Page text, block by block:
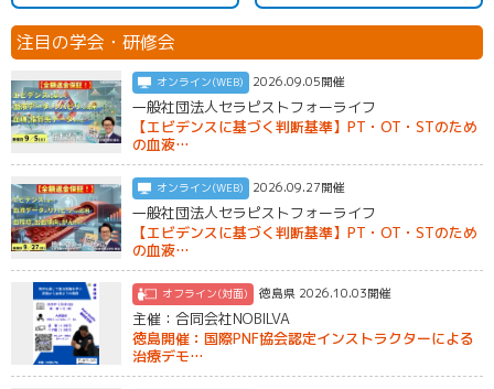
注目の学会・研修会
オンライン(WEB) 2026.09.05開催
一般社団法人セラピストフォーライフ
【エビデンスに基づく判断基準】PT・OT・STのため
の血液…
オンライン(WEB) 2026.09.27開催
一般社団法人セラピストフォーライフ
【エビデンスに基づく判断基準】PT・OT・STのため
の血液…
オフライン(対面) 徳島県 2026.10.03開催
主催：合同会社NOBILVA
徳島開催：国際PNF協会認定インストラクターによる
治療デモ…